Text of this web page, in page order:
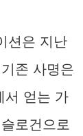
션은 지난
존 사명은
서 얻는 가
로건으로